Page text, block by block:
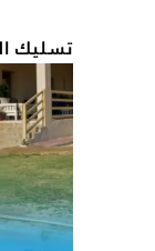
تسليك